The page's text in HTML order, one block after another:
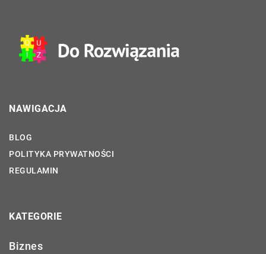
NAWIGACJA
BLOG
POLITYKA PRYWATNOŚCI
REGULAMIN
KATEGORIE
Biznes